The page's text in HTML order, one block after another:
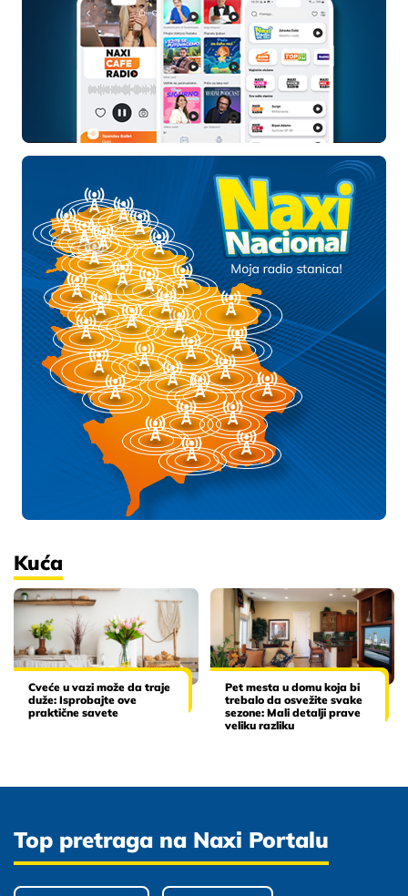
Kuća
Cveće u vazi može da traje
duže: Isprobajte ove
praktične savete
Pet mesta u domu koja bi
trebalo da osvežite svake
sezone: Mali detalji prave
veliku razliku
Top pretraga na Naxi Portalu